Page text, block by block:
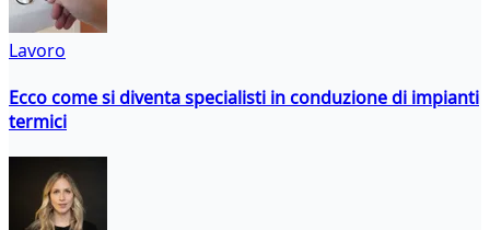
Lavoro
Ecco come si diventa specialisti in conduzione di impianti
termici